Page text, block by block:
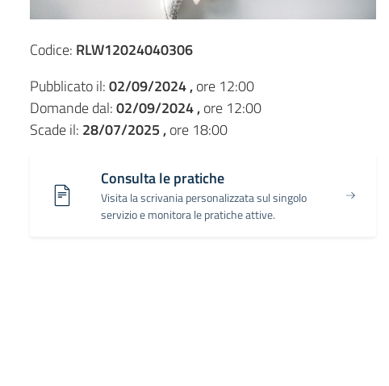
Codice: RLW12024040306
Pubblicato il:02/09/2024 ,ore 12:00
Domande dal:02/09/2024 ,ore 12:00
Scade il: 28/07/2025 ,ore 18:00
Consulta le pratiche
Visita la scrivania personalizzata sul singolo
servizio e monitora le pratiche attive.